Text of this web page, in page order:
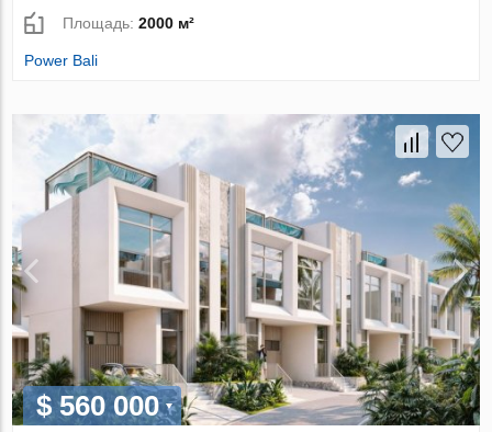
Площадь:2000 м²
Power Bali
$ 560 000